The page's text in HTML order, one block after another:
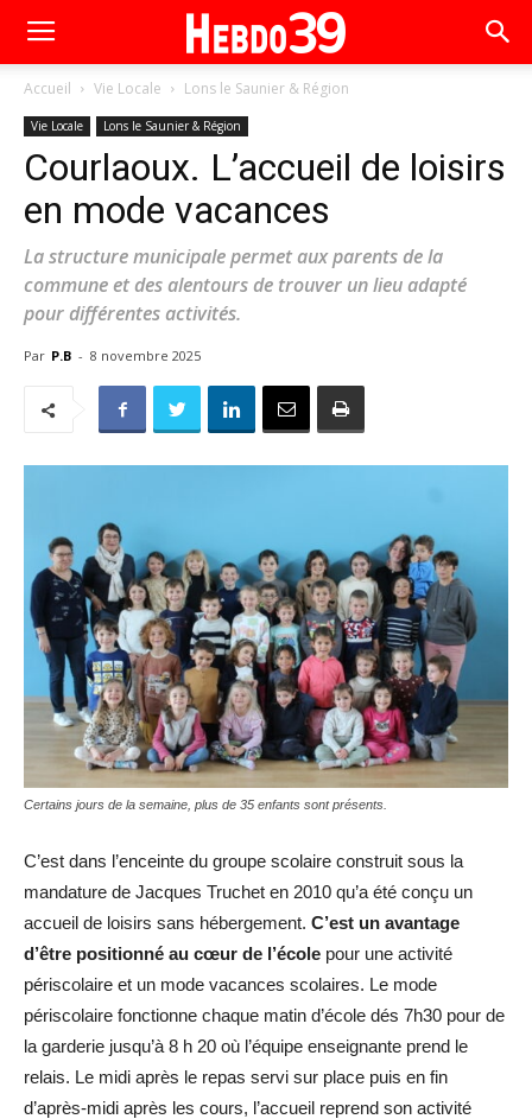
Accueil Vie Locale Lons le Saunier & Région
Vie Locale Lons le Saunier & Région
Courlaoux. L’accueil de loisirs
en mode vacances
La structure municipale permet aux parents de la
commune et des alentours de trouver un lieu adapté
pour différentes activités.
Par P.B - 8 novembre 2025
Certains jours de la semaine, plus de 35 enfants sont présents.
C’est dans l’enceinte du groupe scolaire construit sous la
mandature de Jacques Truchet en 2010 qu’a été conçu un
accueil de loisirs sans hébergement. C’est un avantage
d’être positionné au cœur de l’école pour une activité
périscolaire et un mode vacances scolaires. Le mode
périscolaire fonctionne chaque matin d’école dés 7h30 pour de
la garderie jusqu’à 8 h 20 où l’équipe enseignante prend le
relais. Le midi après le repas servi sur place puis en fin
d’après-midi après les cours, l’accueil reprend son activité